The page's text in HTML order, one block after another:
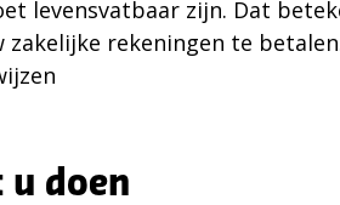
levensvatbaar zijn. Dat
zakelijke rekeningen te
doen